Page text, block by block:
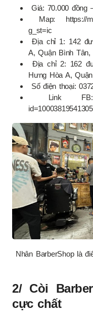
Giá: 70.000 đồng
Map: https://
g_st=ic
Địa chỉ 1: 142
A, Quận Bình
Địa chỉ 2: 162
Hưng Hòa A,
Số điện thoại:
Link FB:
Nhân BarberShop là
2/ Còi
cực chất